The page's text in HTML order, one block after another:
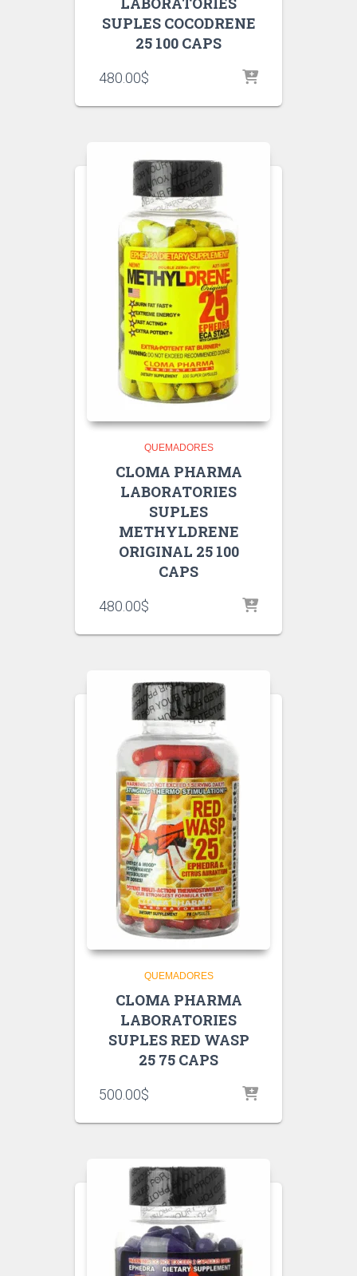
SUPLES COCODRENE
25 100 CAPS
480.00$
QUEMADORES
CLOMA PHARMA
LABORATORIES
SUPLES
METHYLDRENE
ORIGINAL 25 100
CAPS
480.00$
QUEMADORES
CLOMA PHARMA
LABORATORIES
SUPLES RED WASP
25 75 CAPS
500.00$